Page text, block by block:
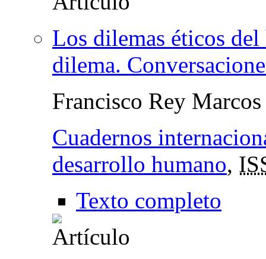
Los dilemas éticos
dilema.
Francisco Rey Marcos
Cuadernos
desarrollo humano,
Texto completo